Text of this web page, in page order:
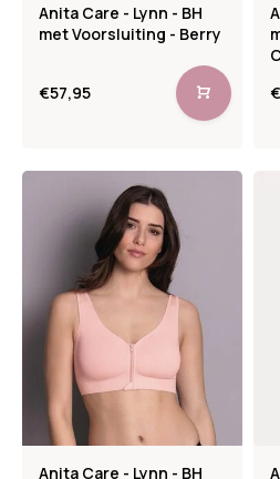
Anita Care - Lynn - BH
met Voorsluiting - Berry
€57,95
Anita Care - Lynn - BH